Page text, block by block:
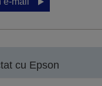
cu Epson